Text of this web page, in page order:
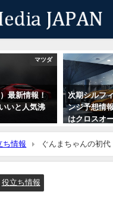
マツダ
最新情報！
いと人気沸
次期シルフ
ンジ予想情
はクロスオ
ち情報 ぐんまちゃんの初
役立ち情報